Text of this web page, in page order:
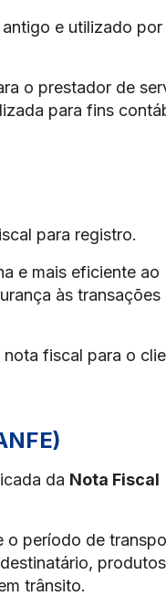
e utilizado por
o prestador de
para fins
para registro.
e mais eficiente ao
às transações
fiscal para o
da Nota Fiscal
o período de
trânsito.